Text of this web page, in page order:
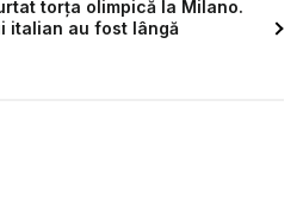
torța olimpică la Milano.
italian au fost lângă